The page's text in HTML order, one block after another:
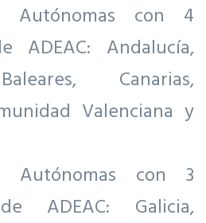
Autónomas con 4
ADEAC: Andalucía,
Canarias,
Valenciana y
Autónomas con 3
ADEAC: Galicia,